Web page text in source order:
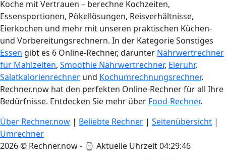
Koche mit Vertrauen – berechne Kochzeiten,
Essensportionen, Pökellösungen, Reisverhältnisse,
Eierkochen und mehr mit unseren praktischen Küchen-
und Vorbereitungsrechnern. In der Kategorie Sonstiges
Essen gibt es 6 Online-Rechner, darunter Nährwertrechner
für Mahlzeiten, Smoothie Nährwertrechner, Eieruhr,
Salatkalorienrechner und Kochumrechnungsrechner.
Rechner.now hat den perfekten Online-Rechner für all Ihre
Bedürfnisse. Entdecken Sie mehr über Food-Rechner.
Über Rechner.now | Beliebte Rechner | Seitenübersicht |
Umrechner
2026 © Rechner.now - ⌚ Aktuelle Uhrzeit 04:29:46